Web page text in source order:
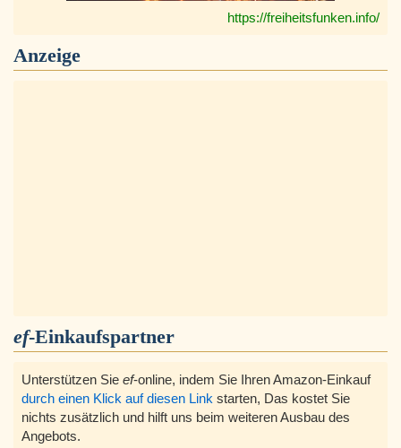
https://freiheitsfunken.info/
Anzeige
ef-Einkaufspartner
Unterstützen Sie ef-online, indem Sie Ihren Amazon-Einkauf
durch einen Klick auf diesen Link starten, Das kostet Sie
nichts zusätzlich und hilft uns beim weiteren Ausbau des
Angebots.